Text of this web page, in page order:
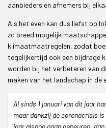
aanbieders en afnemers bij
Als het even kan dus liefst op
zo breed mogelijk
klimaatmaatregelen, zodat
tegelijkertijd ook een bijdrage
worden bij het verbeteren van
maken van het landschap in de
Al sinds 1 januari van dit jaar
maar dankzij de coronacrisis